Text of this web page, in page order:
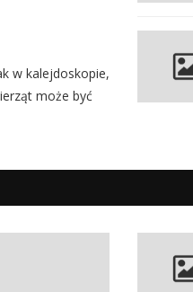
w kalejdoskopie,
może być